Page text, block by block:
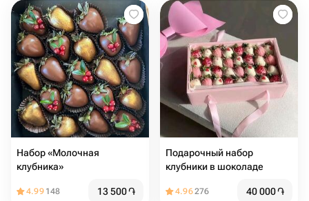
Набор «Молочная
клубника»
4.99 148 13 500֏
Подарочный набор
клубники в шоколаде
4.96276 40 000֏